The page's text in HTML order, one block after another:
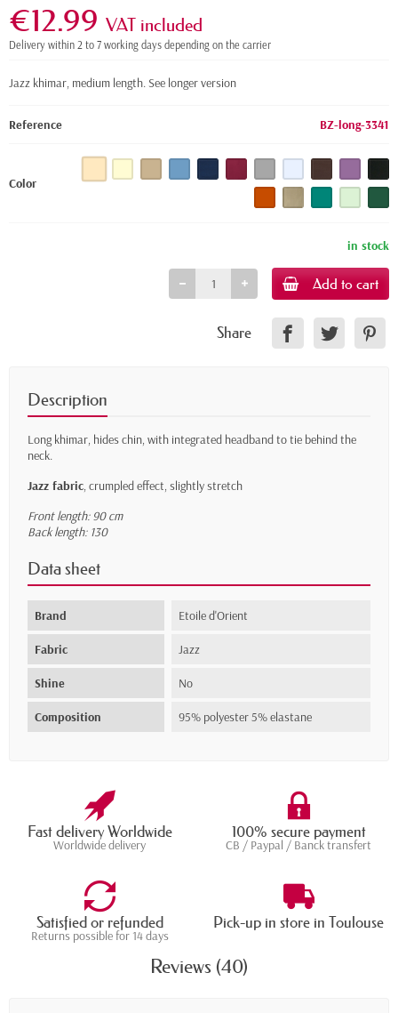
€12.99 VAT included
Delivery within 2 to 7 working days depending on the carrier
Jazz khimar, medium length.See longer version
Reference BZ-long-3341
Color
in stock
Add to cart
Share
Description
Long khimar, hides chin, with integrated headband to tie behind the
neck.
Jazz fabric, crumpled effect, slightly stretch
Front length: 90 cm
Back length: 130
Data sheet
Brand Etoile d'Orient
Fabric Jazz
Shine No
Composition 95% polyester 5% elastane
Fast delivery Worldwide
Worldwide delivery
100% secure payment
CB / Paypal / Banck transfert
Satisfied or refunded
Returns possible for 14 days
Pick-up in store in Toulouse
Reviews (40)